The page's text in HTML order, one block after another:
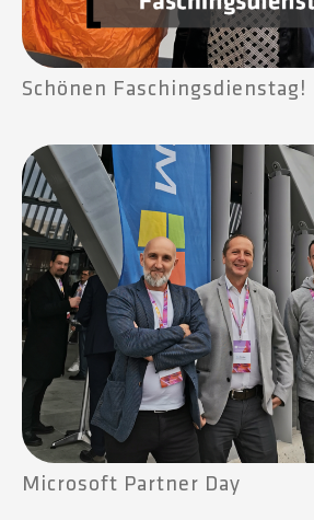
Schönen Faschingsdienstag!
Microsoft Partner Day